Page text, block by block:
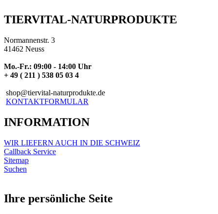
TIERVITAL-NATURPRODUKTE
Normannenstr. 3
41462 Neuss
Mo.-Fr.: 09:00 - 14:00 Uhr
+ 49 ( 211 ) 538 05 03 4
shop@tiervital-naturprodukte.de
KONTAKTFORMULAR
INFORMATION
WIR LIEFERN AUCH IN DIE SCHWEIZ
Callback Service
Sitemap
Suchen
Ihre persönliche Seite